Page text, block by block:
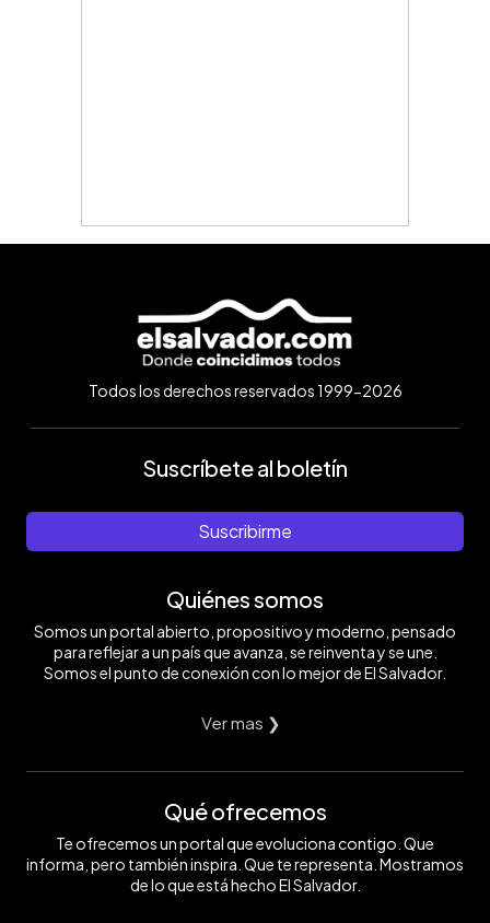
Todos los derechos reservados 1999-2026
Suscríbete al boletín
Suscribirme
Quiénes somos
Somos un portal abierto, propositivo y moderno, pensado
para reflejar a un país que avanza, se reinventa y se une.
Somos el punto de conexión con lo mejor de El Salvador.
Ver mas ❯
Qué ofrecemos
Te ofrecemos un portal que evoluciona contigo. Que
informa, pero también inspira. Que te representa. Mostramos
de lo que está hecho El Salvador.